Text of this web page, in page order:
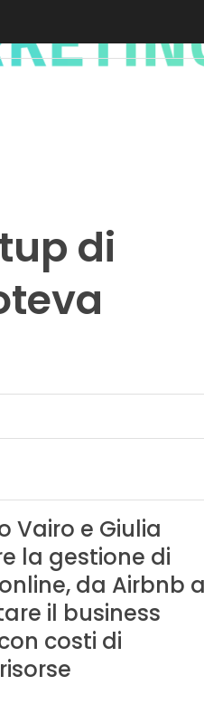
di
Vairo e Giulia
la gestione di
da Airbnb a
il business
costi di